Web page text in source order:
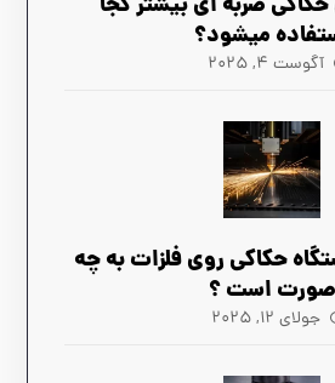
میشود؟
آگوست ۴, ۲۰۲۵
حکاکی روی فلزات به چه
صورت است ؟
جولای ۱۲, ۲۰۲۵